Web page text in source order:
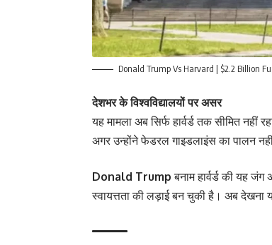
Donald Trump Vs Harvard | $2.2 Billion
देशभर के विश्वविद्यालयों पर असर
यह मामला अब सिर्फ हार्वर्ड तक सीमित नहीं
अगर उन्होंने फेडरल गाइडलाइंस का पालन
Donald Trump बनाम हार्वर्ड की यह
स्वायत्तता की लड़ाई बन चुकी है। अब देखना